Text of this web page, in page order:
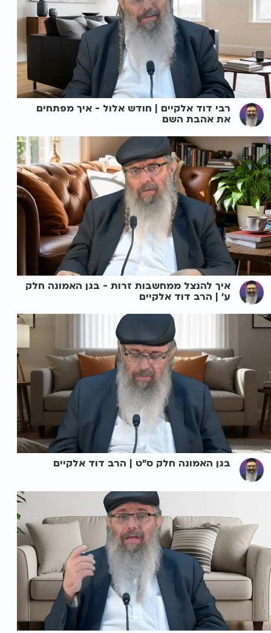
רבי דוד אלקיים | חודש אלול - איך מפתחים
את אהבת השם
איך להנצל ממחשבות זרות - בגן האמונה חלק
ע' | הרב דוד אלקיים
בגן האמונה חלק ס"ט | הרב דוד אלקיים